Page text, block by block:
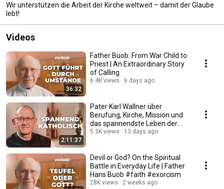
Wir unterstützen die Arbeit der Kirche weltweit – damit der Glaube
lebt!
Videos
36:32
Father Buob: From War Child to
Priest | An Extraordinary Story
of Calling
6.4K views 6 days ago
2:11:37
Pater Karl Wallner über
Berufung, Kirche, Mission und
das spannendste Leben der
Welt #katholisch
5.3K views 13 days ago
Devil or God? On the Spiritual
Battle in Everyday Life | Father
Hans Buob #faith #exorcism
28K views 2 weeks ago